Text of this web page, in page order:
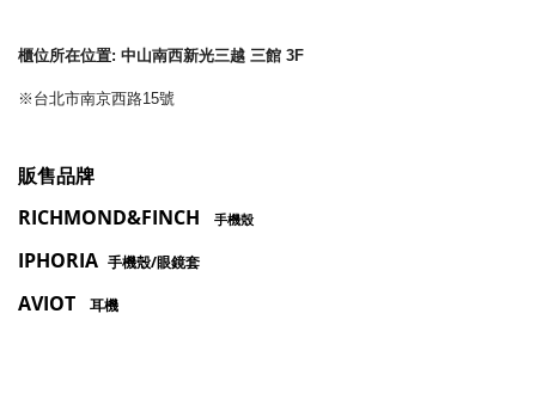
櫃位所在位置: 中山南西新光三越 三館 3F
※ 台北市南京西路15號
販售品牌
RICHMOND&FINCH 手機殼
IPHORIA 手機殼/眼鏡套
AVIOT 耳機